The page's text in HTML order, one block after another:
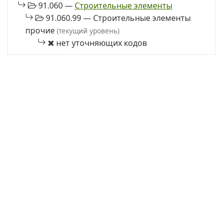
91.060 — Строительные элементы
91.060.99 — Строительные элементы
прочие (текущий уровень)
нет уточняющих кодов